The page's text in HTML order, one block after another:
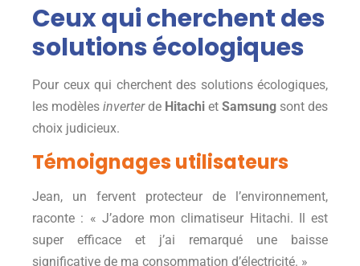
Ceux qui cherchent des
solutions écologiques
Pour ceux qui cherchent des solutions écologiques,
les modèles inverterde Hitachi et Samsung sont des
choix judicieux.
Témoignages utilisateurs
Jean, un fervent protecteur de l’environnement,
raconte : « J’adore mon climatiseur Hitachi. Il est
super efficace et j’ai remarqué une baisse
significative de ma consommation d’électricité. »